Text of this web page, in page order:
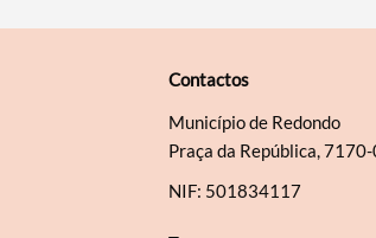
Contactos
Município de Redondo
Praça da República,
NIF: 501834117